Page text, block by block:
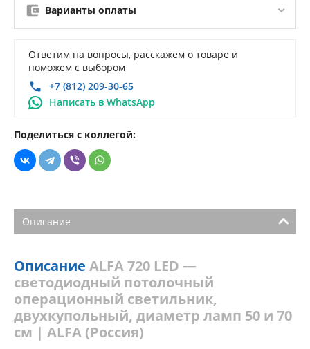
Варианты оплаты
Ответим на вопросы, расскажем о товаре и
поможем с выбором
+7 (812) 209-30-65
Написать в WhatsApp
Поделиться с коллегой:
Описание
Описание ALFA 720 LED —
светодиодный потолочный
операционный светильник,
двухкупольный, диаметр ламп 50 и 70
см | ALFA (Россия)